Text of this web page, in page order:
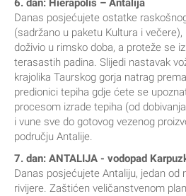
6. dan: Hierapolis – Antalija
Danas posjećujete ostatke
(sadržano u paketu Kultura i
doživio u rimsko doba, a proteže se
terasastih padina. Slijedi nastavak
krajolika Taurskog gorja natrag
predionici tepiha gdje ćete se
procesom izrade tepiha (od
i vune sve do gotovog vezenog
području Antalije.
7. dan: ANTALIJA - vodopad
Danas posjećujete Antaliju, jedan od
rivijere. Zaštićen veličanstvenom